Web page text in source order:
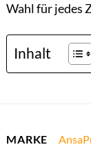
Wahl für jedes
Inhalt
MARKE